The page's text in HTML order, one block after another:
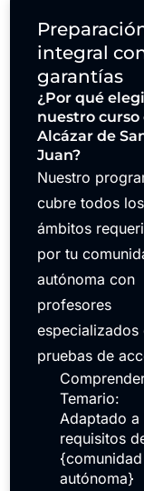
integral
garantías
¿Por qué
nuestro curso
Alcázar de
Juan?
Nuestro
cubre todos los
ámbitos
por tu
autónoma con
profesores
especializados
pruebas de
Temario:
Adaptado a
requisitos
{comunidad
autónoma}